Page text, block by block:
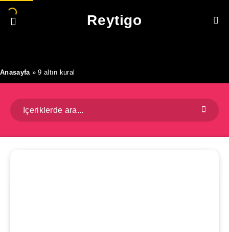
Reytigo
Anasayfa » 9 altın kural